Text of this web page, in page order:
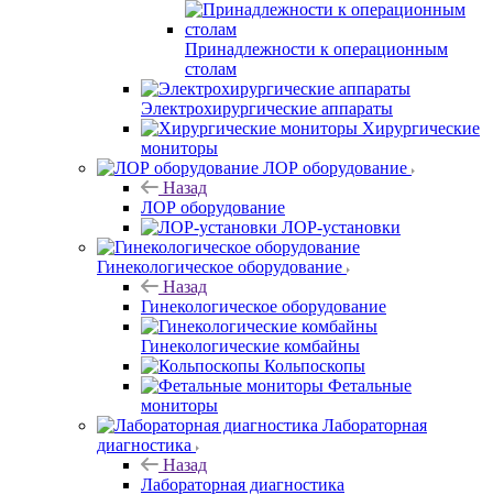
Принадлежности к операционным
столам
Электрохирургические аппараты
Хирургические
мониторы
ЛОР оборудование
Назад
ЛОР оборудование
ЛОР-установки
Гинекологическое оборудование
Назад
Гинекологическое оборудование
Гинекологические комбайны
Кольпоскопы
Фетальные
мониторы
Лабораторная
диагностика
Назад
Лабораторная диагностика